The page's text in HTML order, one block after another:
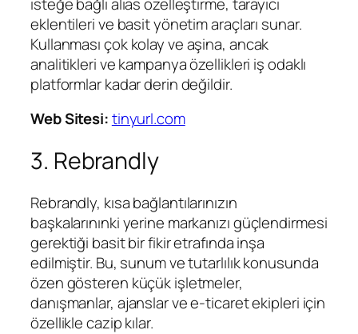
eklentileri ve basit yönetim araçları sunar.
Kullanması çok kolay ve aşina, ancak
analitikleri ve kampanya özellikleri iş odaklı
platformlar kadar derin değildir.
Web Sitesi:tinyurl.com
3. Rebrandly
Rebrandly, kısa bağlantılarınızın
başkalarınınki yerine markanızı güçlendirmesi
gerektiği basit bir fikir etrafında inşa
edilmiştir. Bu, sunum ve tutarlılık konusunda
özen gösteren küçük işletmeler,
danışmanlar, ajanslar ve e-ticaret ekipleri için
özellikle cazip kılar.